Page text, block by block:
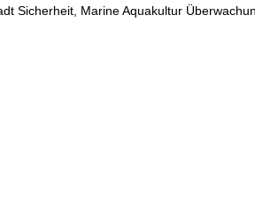
Sicherheit, Marine Aquakultur